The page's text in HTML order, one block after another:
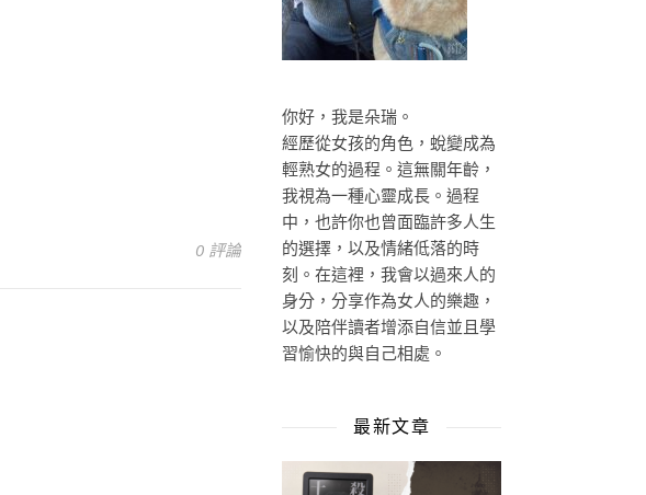
0 評論
你好，我是朵瑞。
經歷從女孩的角色，蛻變成為
輕熟女的過程。這無關年齡，
我視為一種心靈成長。過程
中，也許你也曾面臨許多人生
的選擇，以及情緒低落的時
刻。在這裡，我會以過來人的
身分，分享作為女人的樂趣，
以及陪伴讀者增添自信並且學
習愉快的與自己相處。
最新文章